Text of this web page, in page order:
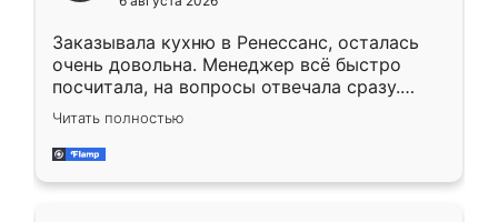
мебели буду заказывать только здесь.
Заказывала кухню в Ренессанс, осталась
очень довольна. Менеджер всё быстро
посчитала, на вопросы отвечала сразу.
Замерщик приехал в субботу, подошёл к
делу со всей ответственностью. Собрали
за день, ребята работали аккуратно, даже
Читать полностью